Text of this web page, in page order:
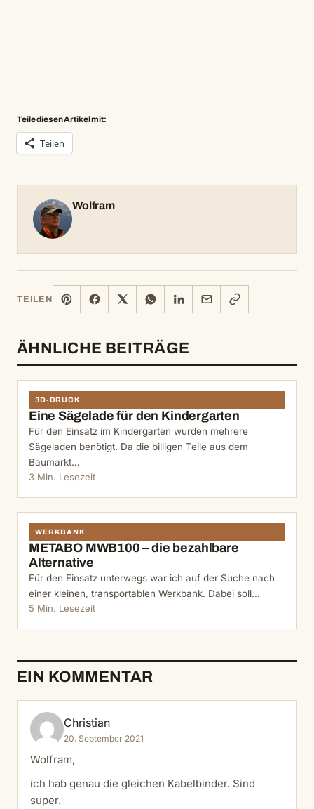
Teile diesen Artikel mit:
Teilen
Wolfram
TEILEN
PINTERESTFACEBOOK WHATSAPPLINKEDIN
MAIL
LINK
KOPIEREN
ÄHNLICHE BEITRÄGE
3D-DRUCK
Eine Sägelade für den Kindergarten
Für den Einsatz im Kindergarten wurden mehrere
Sägeladen benötigt. Da die billigen Teile aus dem
Baumarkt…
3 Min. Lesezeit
WERKBANK
METABO MWB100 – die bezahlbare
Alternative
Für den Einsatz unterwegs war ich auf der Suche nach
einer kleinen, transportablen Werkbank. Dabei soll…
5 Min. Lesezeit
EIN KOMMENTAR
Christian
20. September 2021
Wolfram,
ich hab genau die gleichen Kabelbinder. Sind
super.